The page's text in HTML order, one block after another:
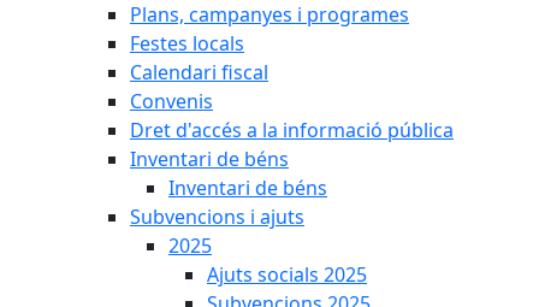
Plans, campanyes i programes
Festes locals
Calendari fiscal
Convenis
Dret d'accés a la informació pública
Inventari de béns
Inventari de béns
Subvencions i ajuts
2025
Ajuts socials 2025